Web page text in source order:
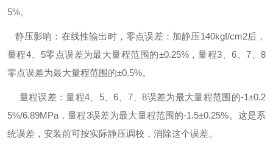
5%。
静压影响：在线性输出时，零点误差：加静压140kgf/cm2后，
量程4、5零点误差为最大量程范围的±0.25%，量程3、6、7、8
零点误差为最大量程范围的±0.5%。
量程误差：量程4、5、6、7、8误差为最大量程范围的-1±0.2
5%/6.89MPa，量程3误差为最大量程范围的-1.5±0.25%。这是系
统误差，安装前可按实际静压调校，消除这个误差。